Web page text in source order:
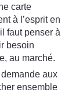
carte
à l’esprit en
faut penser à
besoin
au marché.
aux
ensemble